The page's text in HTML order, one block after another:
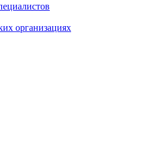
организациях